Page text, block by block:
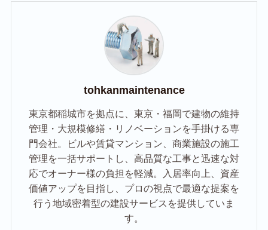
tohkanmaintenance
東京都稲城市を拠点に、東京・福岡で建物の維持
管理・大規模修繕・リノベーションを手掛ける専
門会社。ビルや賃貸マンション、商業施設の施工
管理を一括サポートし、高品質な工事と迅速な対
応でオーナー様の負担を軽減。入居率向上、資産
価値アップを目指し、プロの視点で最適な提案を
行う地域密着型の建設サービスを提供していま
す。